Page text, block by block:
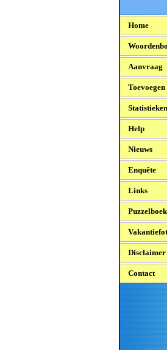
Home
Aanvraag
Toevoegen
Statistieken
Help
Nieuws
Enquête
Links
Disclaimer
Contact